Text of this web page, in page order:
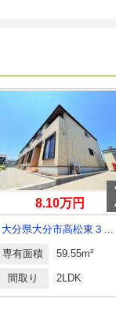
8.10万円
大分県大分市高松東３丁目
専有面積 59.55m²
間取り 2LDK